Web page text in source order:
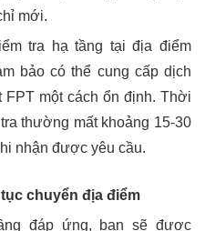
mới.
tra hạ tầng tại địa điểm
bảo có thể cung cấp dịch
FPT một cách ổn định. Thời
thường mất khoảng 15-30
nhận được yêu cầu.
chuyển địa điểm
đáp ứng, bạn sẽ được